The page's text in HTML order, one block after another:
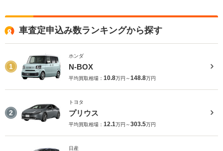
車査定申込み数ランキングから探す
1
ホンダ
N-BOX
平均買取相場： 10.8万円～148.8万円
2
トヨタ
プリウス
平均買取相場： 12.1万円～303.5万円
日産